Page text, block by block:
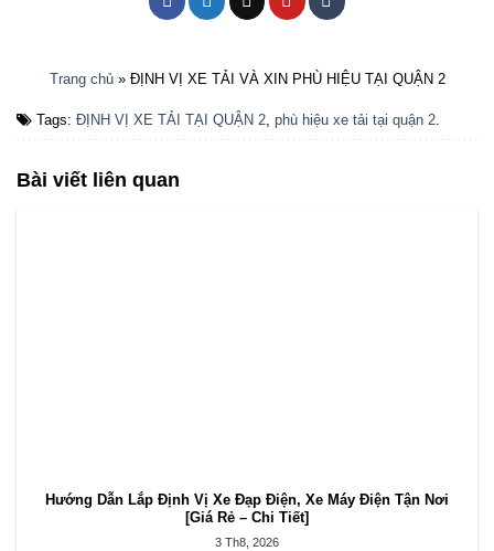
Trang chủ» ĐỊNH VỊ XE TẢI VÀ XIN PHÙ HIỆU TẠI QUẬN 2
Tags: ĐỊNH VỊ XE TẢI TẠI QUẬN 2 phù hiệu xe tải tại quận 2
Bài viết liên quan
Hướng Dẫn Lắp Định Vị Xe Đạp Điện, Xe Máy Điện Tận Nơi
[Giá Rẻ – Chi Tiết]
3 Th8, 2026